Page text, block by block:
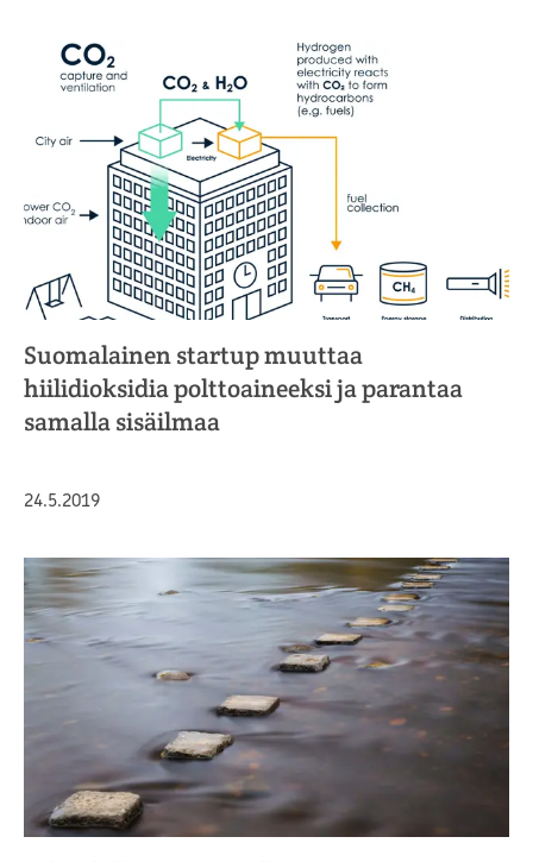
Suomalainen startup muuttaa
hiilidioksidia polttoaineeksi ja parantaa
samalla sisäilmaa
Julkaistu
24.5.2019